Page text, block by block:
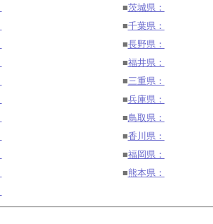
■茨城県：
■千葉県：
■長野県：
■福井県：
■三重県：
■兵庫県：
■鳥取県：
■香川県：
■福岡県：
■熊本県：